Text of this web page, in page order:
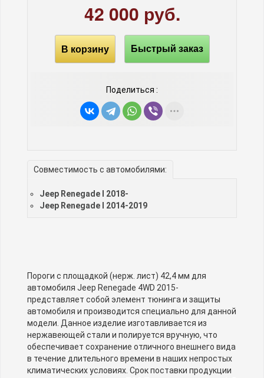
42 000 руб.
В корзину Быстрый заказ
Поделиться :
Совместимость с автомобилями:
Jeep Renegade I 2018-
Jeep Renegade I 2014-2019
Пороги с площадкой (нерж. лист) 42,4 мм для
автомобиля Jeep Renegade 4WD 2015-
представляет собой элемент тюнинга и защиты
автомобиля и производится специально для данной
модели. Данное изделие изготавливается из
нержавеющей стали и полируется вручную, что
обеспечивает сохранение отличного внешнего вида
в течение длительного времени в наших непростых
климатических условиях. Срок поставки продукции